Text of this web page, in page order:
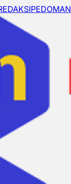
PEDOMAN